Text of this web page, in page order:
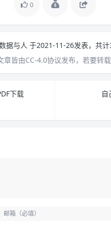
0
据与人 于2021-11-26发表，共计
皆由CC-4.0协议发布，若要转载
下载
自